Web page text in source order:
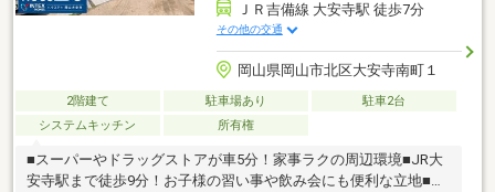
ＪＲ吉備線 大安寺駅 徒歩7分
その他の交通
岡山県岡山市北区大安寺南町１
2階建て 駐車場あり
駐車2台
システムキッチン
所有権
■スーパーやドラッグストアが車5分！家事ラクの周辺環境■JR大
安寺駅まで徒歩9分！お子様の習い事や飲み会にも便利な立地■大